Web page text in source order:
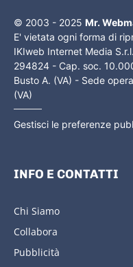
© 2003 - 2025 Mr.
E' vietata ogni forma di
IKIweb Internet Media
294824 - Cap. soc.
Busto A. (VA) - Sede
(VA)
Gestisci le preferenze
INFO E CONTATTI
Chi Siamo
Collabora
Pubblicità